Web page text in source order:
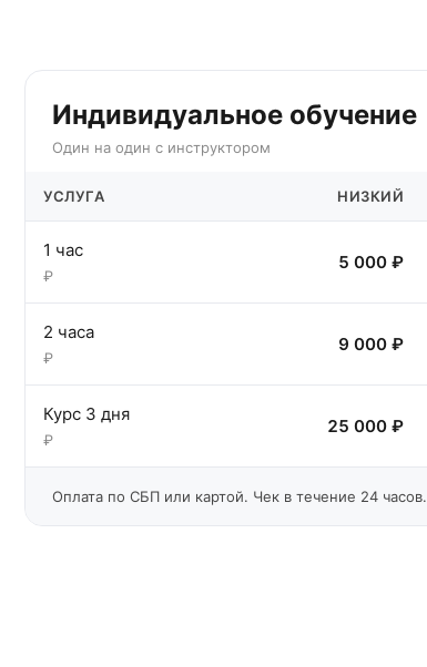
Индивидуальное обучение
Один на один с инструктором
УСЛУГА НИЗКИЙ
1 час
₽
5 000 ₽
2 часа
₽
9 000 ₽
Курс 3 дня
₽
25 000 ₽
Оплата по СБП или картой. Чек в течение 24 часов.